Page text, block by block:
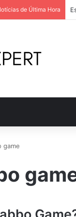
de Última Hora
game